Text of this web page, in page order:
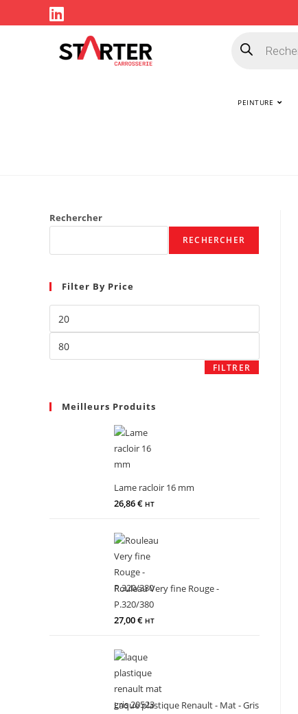
PEINTURE
Rechercher
RECHERCHER
Filter By Price
FILTRER
Meilleurs Produits
Lame racloir 16 mm
26,86€ HT
Rouleau Very fine Rouge -
P.320/380
27,00€ HT
Laque plastique Renault - Mat - Gris